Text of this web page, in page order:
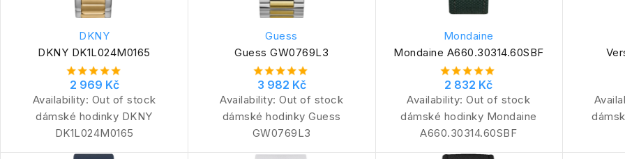
DKNY
DKNY DK1L024M0165
2 969 Kč
Availability: Out of stock
dámské hodinky DKNY
DK1L024M0165
Guess
Guess GW0769L3
3 982 Kč
Availability:Out of stock
dámské hodinky Guess
GW0769L3
Mondaine
Mondaine A660.30314.60SBF
2 832 Kč
Availability:Out of stock
dámské hodinky Mondaine
A660.30314.60SBF